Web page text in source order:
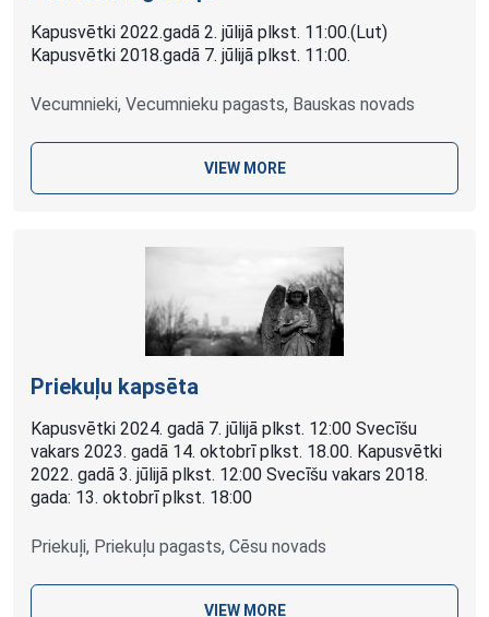
Kapusvētki 2022.gadā 2. jūlijā plkst. 11:00.(Lut)
Kapusvētki 2018.gadā 7. jūlijā plkst. 11:00.
Vecumnieki, Vecumnieku pagasts, Bauskas novads
VIEW MORE
Priekuļu kapsēta
Kapusvētki 2024. gadā 7. jūlijā plkst. 12:00 Svecīšu
vakars 2023. gadā 14. oktobrī plkst. 18.00. Kapusvētki
2022. gadā 3. jūlijā plkst. 12:00 Svecīšu vakars 2018.
gada: 13. oktobrī plkst. 18:00
Priekuļi, Priekuļu pagasts, Cēsu novads
VIEW MORE